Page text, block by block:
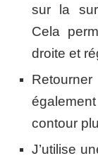
sur la
Cela
droite et
contour
J’utilise